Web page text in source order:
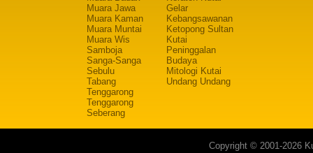
Muara Jawa
Muara Kaman
Muara Muntai
Muara Wis
Samboja
Sanga-Sanga
Sebulu
Tabang
Tenggarong
Tenggarong
Seberang
Gelar
Kebangsawanan
Ketopong Sultan
Kutai
Peninggalan
Budaya
Mitologi Kutai
Undang Undang
Copyright © 2001-2026